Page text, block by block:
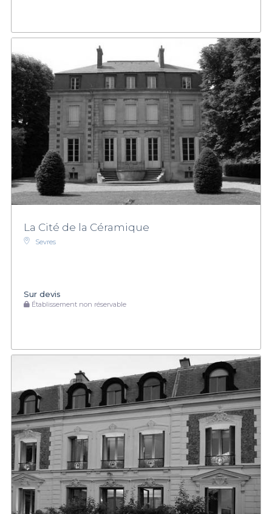
La Cité de la Céramique
Sevres
Sur devis
Établissement non réservable